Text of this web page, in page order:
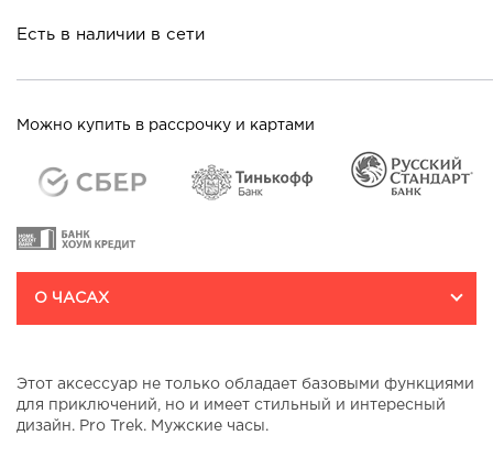
Есть в наличии в сети
Можно купить в рассрочку и картами
О ЧАСАХ
Этот аксессуар не только обладает базовыми функциями
для приключений, но и имеет стильный и интересный
дизайн. Pro Trek. Мужские часы.